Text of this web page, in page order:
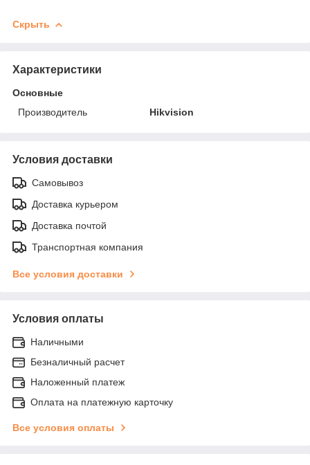
Скрыть
Характеристики
Основные
Производитель
Hikvision
Условия доставки
Самовывоз
Доставка курьером
Доставка почтой
Транспортная компания
Все условия доставки
Условия оплаты
Наличными
Безналичный расчет
Наложенный платеж
Оплата на платежную карточку
Все условия оплаты